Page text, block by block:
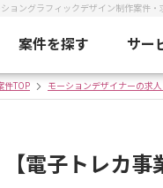
ショングラフィックデザイン制作案件
案件を探す サー
件TOP モーションデザイナーの求
【電子トレカ